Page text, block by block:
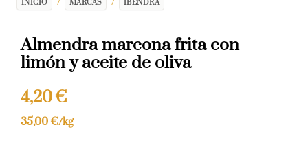
INICIO / MARCAS / IBENDRA
Almendra marcona frita con
limón y aceite de oliva
4,20€
35,00 €/kg